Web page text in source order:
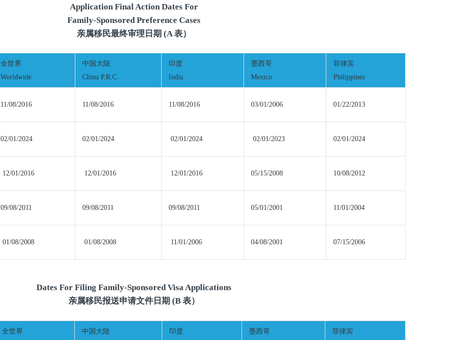
Application Final Action Dates For
Family-Sponsored Preference Cases
亲属移民最终审理日期 (A 表）
全世界
Worldwide
中国大陆
China P.R.C.
印度
India
墨西哥
Mexico
菲律宾
Philippines
11/08/2016 11/08/2016 11/08/2016 03/01/2006 01/22/2013
02/01/2024 02/01/2024 02/01/2024 02/01/2023 02/01/2024
12/01/2016 12/01/2016 12/01/2016 05/15/2008 10/08/2012
09/08/2011 09/08/2011 09/08/2011 05/01/2001 11/01/2004
01/08/2008 01/08/2008 11/01/2006 04/08/2001 07/15/2006
Dates For Filing Family-Sponsored Visa Applications
亲属移民报送申请文件日期 (B 表）
全世界
中国大陆
印度
墨西哥
菲律宾